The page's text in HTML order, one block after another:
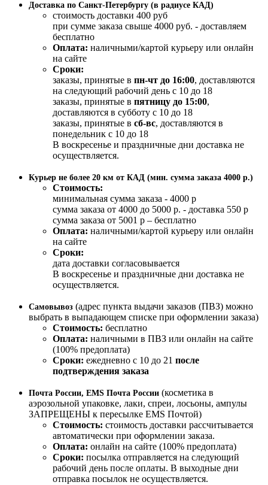
Доставка по Санкт-Петербургу (в радиусе КАД)
стоимость доставки 400 руб
при сумме заказа свыше 4000 руб. - доставляем
бесплатно
Оплата: наличными/картой курьеру или онлайн
на сайте
Сроки:
заказы, принятые в пн-чт до 16:00, доставляются
на следующий рабочий день с 10 до 18
заказы, принятые в пятницу до 15:00,
доставляются в субботу с 10 до 18
заказы, принятые в сб-вс, доставляются в
понедельник с 10 до 18
В воскресенье и праздничные дни доставка не
осуществляется.
Курьер не более 20 км от КАД (мин. сумма заказа 4000 р.)
Стоимость:
минимальная сумма заказа - 4000 р
сумма заказа от 4000 до 5000 р. - доставка 550 р
сумма заказа от 5001 р – бесплатно
Оплата: наличными/картой курьеру или онлайн
на сайте
Сроки:
дата доставки согласовывается
В воскресенье и праздничные дни доставка не
осуществляется.
Самовывоз (адрес пункта выдачи заказов (ПВЗ) можно
выбрать в выпадающем списке при оформлении заказа)
Стоимость: бесплатно
Оплата: наличными в ПВЗ или онлайн на сайте
(100% предоплата)
Сроки: ежедневно с 10 до 21 после
подтверждения заказа
Почта России, EMS Почта России (косметика в
аэрозольной упаковке, лаки, спреи, лосьоны, ампулы
ЗАПРЕЩЕНЫ к пересылке EMS Почтой)
Стоимость: стоимость доставки рассчитывается
автоматически при оформлении заказа.
Оплата: онлайн на сайте (100% предоплата)
Сроки: посылка отправляется на следующий
рабочий день после оплаты. В выходные дни
отправка посылок не осуществляется.